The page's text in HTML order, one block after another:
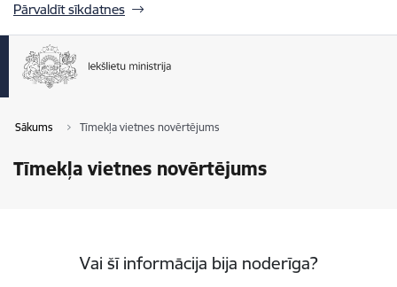
Pārvaldīt sīkdatnes
Sākums Tīmekļa vietnes novērtējums
Tīmekļa vietnes novērtējums
Vai šī informācija bija noderīga?